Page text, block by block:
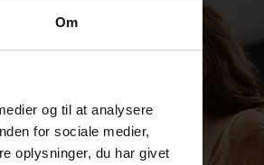
Om
og til at analysere
for sociale medier,
oplysninger, du har givet